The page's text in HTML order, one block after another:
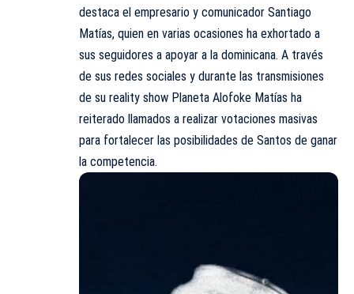
destaca el empresario y comunicador Santiago
Matías, quien en varias ocasiones ha exhortado a
sus seguidores a apoyar a la dominicana. A través
de sus redes sociales y durante las transmisiones
de su reality show Planeta Alofoke Matías ha
reiterado llamados a realizar votaciones masivas
para fortalecer las posibilidades de Santos de ganar
la competencia.